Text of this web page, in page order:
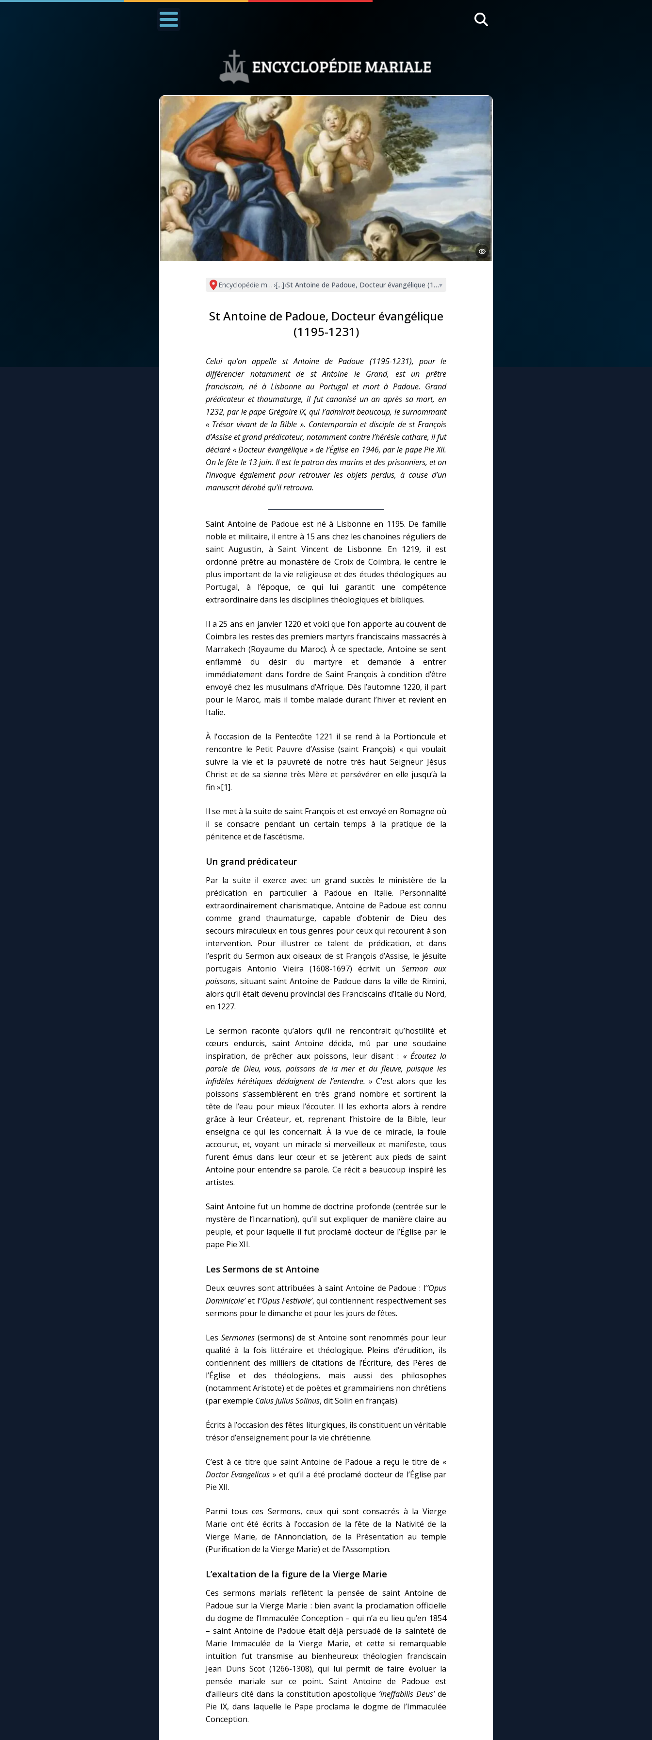
Nous soutenir À propos Facebook Infos légales
Prier au quotidien
Avec Thérèse de Lisieux
L'Évangile chaque jour
Les premiers samedis
du mois
Marie qui défait les
nœuds
Mes intentions de
◼︎À la une
1000 Raisons de Croire
Chapelet pour le monde
Contact
Faire un don
Marie de Nazareth
Encyclopédie mariale
›[...]›St Antoine de Padoue, Docteur évangélique (1195-1231)
▾
St Antoine de Padoue, Docteur évangélique
(1195-1231)
Celui qu’on appelle st Antoine de Padoue (1195-1231), pour le
différencier notamment de st Antoine le Grand, est un prêtre
franciscain, né à Lisbonne au Portugal et mort à Padoue. Grand
prédicateur et thaumaturge, il fut canonisé un an après sa mort, en
1232, par le pape Grégoire IX, qui l’admirait beaucoup, le surnommant
« Trésor vivant de la Bible ». Contemporain et disciple de st François
d’Assise et grand prédicateur, notamment contre l’hérésie cathare, il fut
déclaré « Docteur évangélique » de l’Église en 1946, par le pape Pie XII.
On le fête le 13 juin. Il est le patron des marins et des prisonniers, et on
l’invoque également pour retrouver les objets perdus, à cause d’un
manuscrit dérobé qu’il retrouva.
Saint Antoine de Padoue est né à Lisbonne en 1195. De famille
noble et militaire, il entre à 15 ans chez les chanoines réguliers de
saint Augustin, à Saint Vincent de Lisbonne. En 1219, il est
ordonné prêtre au monastère de Croix de Coimbra, le centre le
plus important de la vie religieuse et des études théologiques au
Portugal, à l’époque, ce qui lui garantit une compétence
extraordinaire dans les disciplines théologiques et bibliques.
Il a 25 ans en janvier 1220 et voici que l’on apporte au couvent de
Coimbra les restes des premiers martyrs franciscains massacrés à
Marrakech (Royaume du Maroc). À ce spectacle, Antoine se sent
enflammé du désir du martyre et demande à entrer
immédiatement dans l’ordre de Saint François à condition d’être
envoyé chez les musulmans d’Afrique. Dès l’automne 1220, il part
pour le Maroc, mais il tombe malade durant l’hiver et revient en
Italie.
À l'occasion de la Pentecôte 1221 il se rend à la Portioncule et
rencontre le Petit Pauvre d’Assise (saint François) « qui voulait
suivre la vie et la pauvreté de notre très haut Seigneur Jésus
Christ et de sa sienne très Mère et persévérer en elle jusqu’à la
fin »[1].
Il se met à la suite de saint François et est envoyé en Romagne où
il se consacre pendant un certain temps à la pratique de la
pénitence et de l’ascétisme.
Un grand prédicateur
Par la suite il exerce avec un grand succès le ministère de la
prédication en particulier à Padoue en Italie. Personnalité
extraordinairement charismatique, Antoine de Padoue est connu
comme grand thaumaturge, capable d’obtenir de Dieu des
secours miraculeux en tous genres pour ceux qui recourent à son
intervention. Pour illustrer ce talent de prédication, et dans
l’esprit du Sermon aux oiseaux de st François d’Assise, le jésuite
portugais Antonio Vieira (1608-1697) écrivit un Sermon aux
poissons, situant saint Antoine de Padoue dans la ville de Rimini,
alors qu’il était devenu provincial des Franciscains d’Italie du Nord,
en 1227.
Le sermon raconte qu’alors qu’il ne rencontrait qu’hostilité et
cœurs endurcis, saint Antoine décida, mû par une soudaine
inspiration, de prêcher aux poissons, leur disant : « Écoutez la
parole de Dieu, vous, poissons de la mer et du fleuve, puisque les
infidèles hérétiques dédaignent de l’entendre. » C’est alors que les
poissons s’assemblèrent en très grand nombre et sortirent la
tête de l’eau pour mieux l’écouter. Il les exhorta alors à rendre
grâce à leur Créateur, et, reprenant l’histoire de la Bible, leur
enseigna ce qui les concernait. À la vue de ce miracle, la foule
accourut, et, voyant un miracle si merveilleux et manifeste, tous
furent émus dans leur cœur et se jetèrent aux pieds de saint
Antoine pour entendre sa parole. Ce récit a beaucoup inspiré les
artistes.
Saint Antoine fut un homme de doctrine profonde (centrée sur le
mystère de l’Incarnation), qu’il sut expliquer de manière claire au
peuple, et pour laquelle il fut proclamé docteur de l’Église par le
pape Pie XII.
Les Sermons de st Antoine
Deux œuvres sont attribuées à saint Antoine de Padoue : l’‘Opus
Dominicale’et l’‘Opus Festivale’, qui contiennent respectivement ses
sermons pour le dimanche et pour les jours de fêtes.
Les Sermones(sermons) de st Antoine sont renommés pour leur
qualité à la fois littéraire et théologique. Pleins d’érudition, ils
contiennent des milliers de citations de l’Écriture, des Pères de
l’Église et des théologiens, mais aussi des philosophes
(notamment Aristote) et de poètes et grammairiens non chrétiens
(par exemple Caius Julius Solinus, dit Solin en français).
Écrits à l’occasion des fêtes liturgiques, ils constituent un véritable
trésor d’enseignement pour la vie chrétienne.
C’est à ce titre que saint Antoine de Padoue a reçu le titre de «
Doctor Evangelicus » et qu’il a été proclamé docteur de l’Église par
Pie XII.
Parmi tous ces Sermons, ceux qui sont consacrés à la Vierge
Marie ont été écrits à l’occasion de la fête de la Nativité de la
Vierge Marie, de l’Annonciation, de la Présentation au temple
(Purification de la Vierge Marie) et de l’Assomption.
L’exaltation de la figure de la Vierge Marie
Ces sermons marials reflètent la pensée de saint Antoine de
Padoue sur la Vierge Marie : bien avant la proclamation officielle
du dogme de l’Immaculée Conception – qui n’a eu lieu qu’en 1854
– saint Antoine de Padoue était déjà persuadé de la sainteté de
Marie Immaculée de la Vierge Marie, et cette si remarquable
intuition fut transmise au bienheureux théologien franciscain
Jean Duns Scot (1266-1308), qui lui permit de faire évoluer la
pensée mariale sur ce point. Saint Antoine de Padoue est
d’ailleurs cité dans la constitution apostolique ‘Ineffabilis Deus’de
Pie IX, dans laquelle le Pape proclama le dogme de l’Immaculée
Conception.
Close